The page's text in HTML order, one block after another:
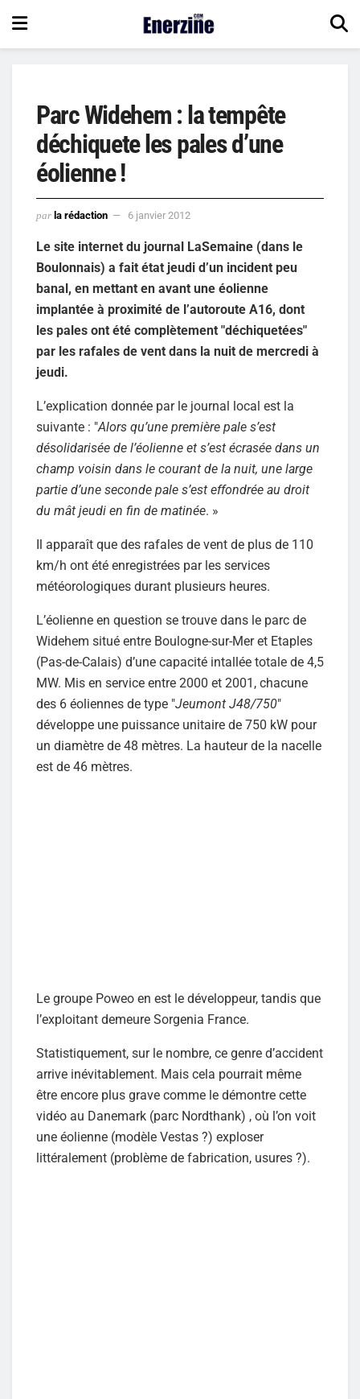
Parc Widehem : la tempête
déchiquete les pales d’une
éolienne !
par la rédaction 6 janvier 2012
Le site internet du journal LaSemaine (dans le
Boulonnais) a fait état jeudi d’un incident peu
banal, en mettant en avant une éolienne
implantée à proximité de l’autoroute A16, dont
les pales ont été complètement "déchiquetées"
par les rafales de vent dans la nuit de mercredi à
jeudi.
L’explication donnée par le journal local est la
suivante : "Alors qu’une première pale s’est
désolidarisée de l’éolienne et s’est écrasée dans un
champ voisin dans le courant de la nuit, une large
partie d’une seconde pale s’est effondrée au droit
du mât jeudi en fin de matinée. »
Il apparaît que des rafales de vent de plus de 110
km/h ont été enregistrées par les services
météorologiques durant plusieurs heures.
L’éolienne en question se trouve dans le parc de
Widehem situé entre Boulogne-sur-Mer et Etaples
(Pas-de-Calais) d’une capacité intallée totale de 4,5
MW. Mis en service entre 2000 et 2001, chacune
des 6 éoliennes de type "Jeumont J48/750"
développe une puissance unitaire de 750 kW pour
un diamètre de 48 mètres. La hauteur de la nacelle
est de 46 mètres.
Le groupe Poweo en est le développeur, tandis que
l’exploitant demeure Sorgenia France.
Statistiquement, sur le nombre, ce genre d’accident
arrive inévitablement. Mais cela pourrait même
être encore plus grave comme le démontre cette
vidéo au Danemark (parc Nordthank) , où l’on voit
une éolienne (modèle Vestas ?) exploser
littéralement (problème de fabrication, usures ?).